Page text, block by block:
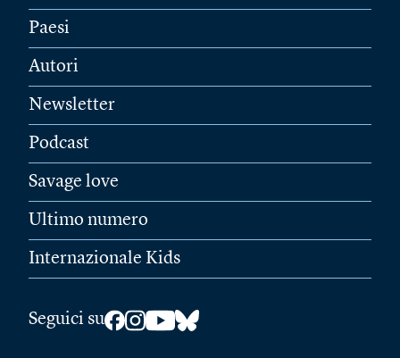
Paesi
Autori
Newsletter
Podcast
Savage love
Ultimo numero
Internazionale Kids
Seguici su